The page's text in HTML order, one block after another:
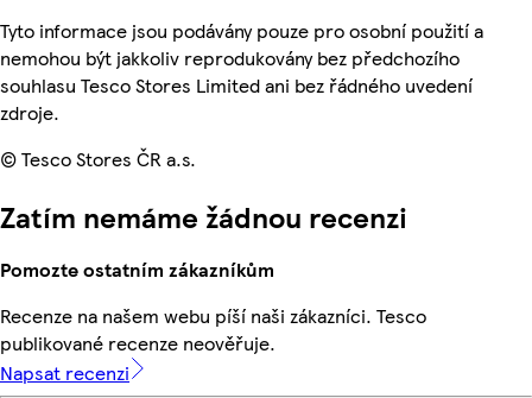
Tyto informace jsou podávány pouze pro osobní použití a
nemohou být jakkoliv reprodukovány bez předchozího
souhlasu Tesco Stores Limited ani bez řádného uvedení
zdroje.
© Tesco Stores ČR a.s.
Zatím nemáme žádnou recenzi
Pomozte ostatním zákazníkům
Recenze na našem webu píší naši zákazníci. Tesco
publikované recenze neověřuje.
Napsat recenzi